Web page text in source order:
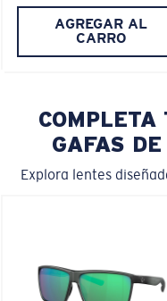
AGREGAR AL
CARRO
COMPLETA
GAFAS
Explora lentes